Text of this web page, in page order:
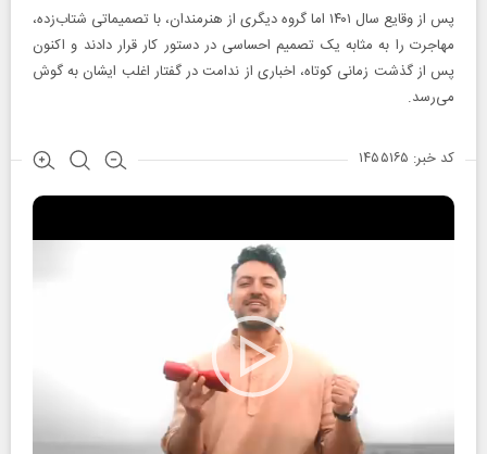
پس از وقایع سال ۱۴۰۱ اما گروه دیگری از هنرمندان، با تصمیماتی شتاب‌زده،
مهاجرت را به مثابه یک تصمیم احساسی در دستور کار قرار دادند و اکنون
پس از گذشت زمانی کوتاه، اخباری از ندامت در گفتار اغلب ایشان به گوش
می‌رسد.
کد خبر: ۱۴۵۵۱۶۵
Play